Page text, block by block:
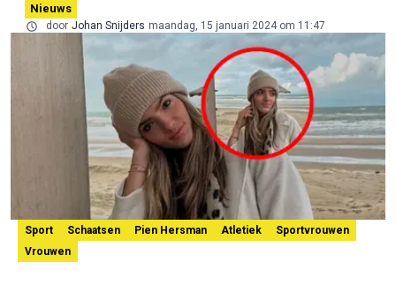
Nieuws
door Johan Snijders maandag, 15 januari 2024 om 11:47
Sport Schaatsen Pien Hersman Atletiek
Sportvrouwen
Vrouwen